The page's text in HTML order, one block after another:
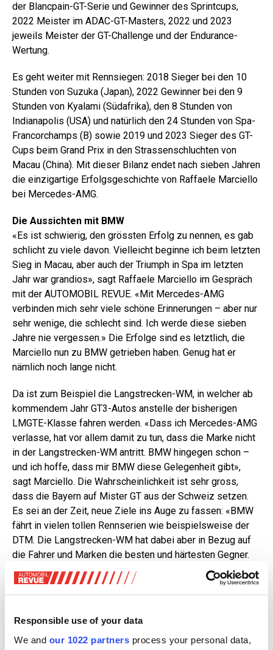
Responsible use of your data
We and our 1022 partners process your personal data,
der Blancpain-GT-Serie und Gewinner des Sprintcups,
2022 Meister im ADAC-GT-Masters, 2022 und 2023
jeweils Meister der GT-Challenge und der Endurance-
Wertung.
Es geht weiter mit Rennsiegen: 2018 Sieger bei den 10
Stunden von Suzuka (Japan), 2022 Gewinner bei den 9
Stunden von Kyalami (Südafrika), den 8 Stunden von
Indianapolis (USA) und natürlich den 24 Stunden von Spa-
Francorchamps (B) sowie 2019 und 2023 Sieger des GT-
Cups beim Grand Prix in den Strassenschluchten von
Macau (China). Mit dieser Bilanz endet nach sieben Jahren
die einzigartige Erfolgsgeschichte von Raffaele Marciello
bei Mercedes-AMG.
Die Aussichten mit BMW
«Es ist schwierig, den grössten Erfolg zu nennen, es gab
schlicht zu viele davon. Vielleicht beginne ich beim letzten
Sieg in Macau, aber auch der Triumph in Spa im letzten
Jahr war grandios», sagt Raffaele Marciello im Gespräch
mit der AUTOMOBIL REVUE. «Mit Mercedes-AMG
verbinden mich sehr viele schöne Erinnerungen – aber nur
sehr wenige, die schlecht sind. Ich werde diese sieben
Jahre nie vergessen.» Die Erfolge sind es letztlich, die
Marciello nun zu BMW getrieben haben. Genug hat er
nämlich noch lange nicht.
Da ist zum Beispiel die Langstrecken-WM, in welcher ab
kommendem Jahr GT3-Autos anstelle der bisherigen
LMGTE-Klasse fahren werden. «Dass ich Mercedes-AMG
verlasse, hat vor allem damit zu tun, dass die Marke nicht
in der Langstrecken-WM antritt. BMW hingegen schon –
und ich hoffe, dass mir BMW diese Gelegenheit gibt»,
sagt Marciello. Die Wahrscheinlichkeit ist sehr gross,
dass die Bayern auf Mister GT aus der Schweiz setzen.
Es sei an der Zeit, neue Ziele ins Auge zu fassen: «BMW
fährt in vielen tollen Rennserien wie beispielsweise der
DTM. Die Langstrecken-WM hat dabei aber in Bezug auf
die Fahrer und Marken die besten und härtesten Gegner.
Deshalb hat die WM Priorität für mich.»